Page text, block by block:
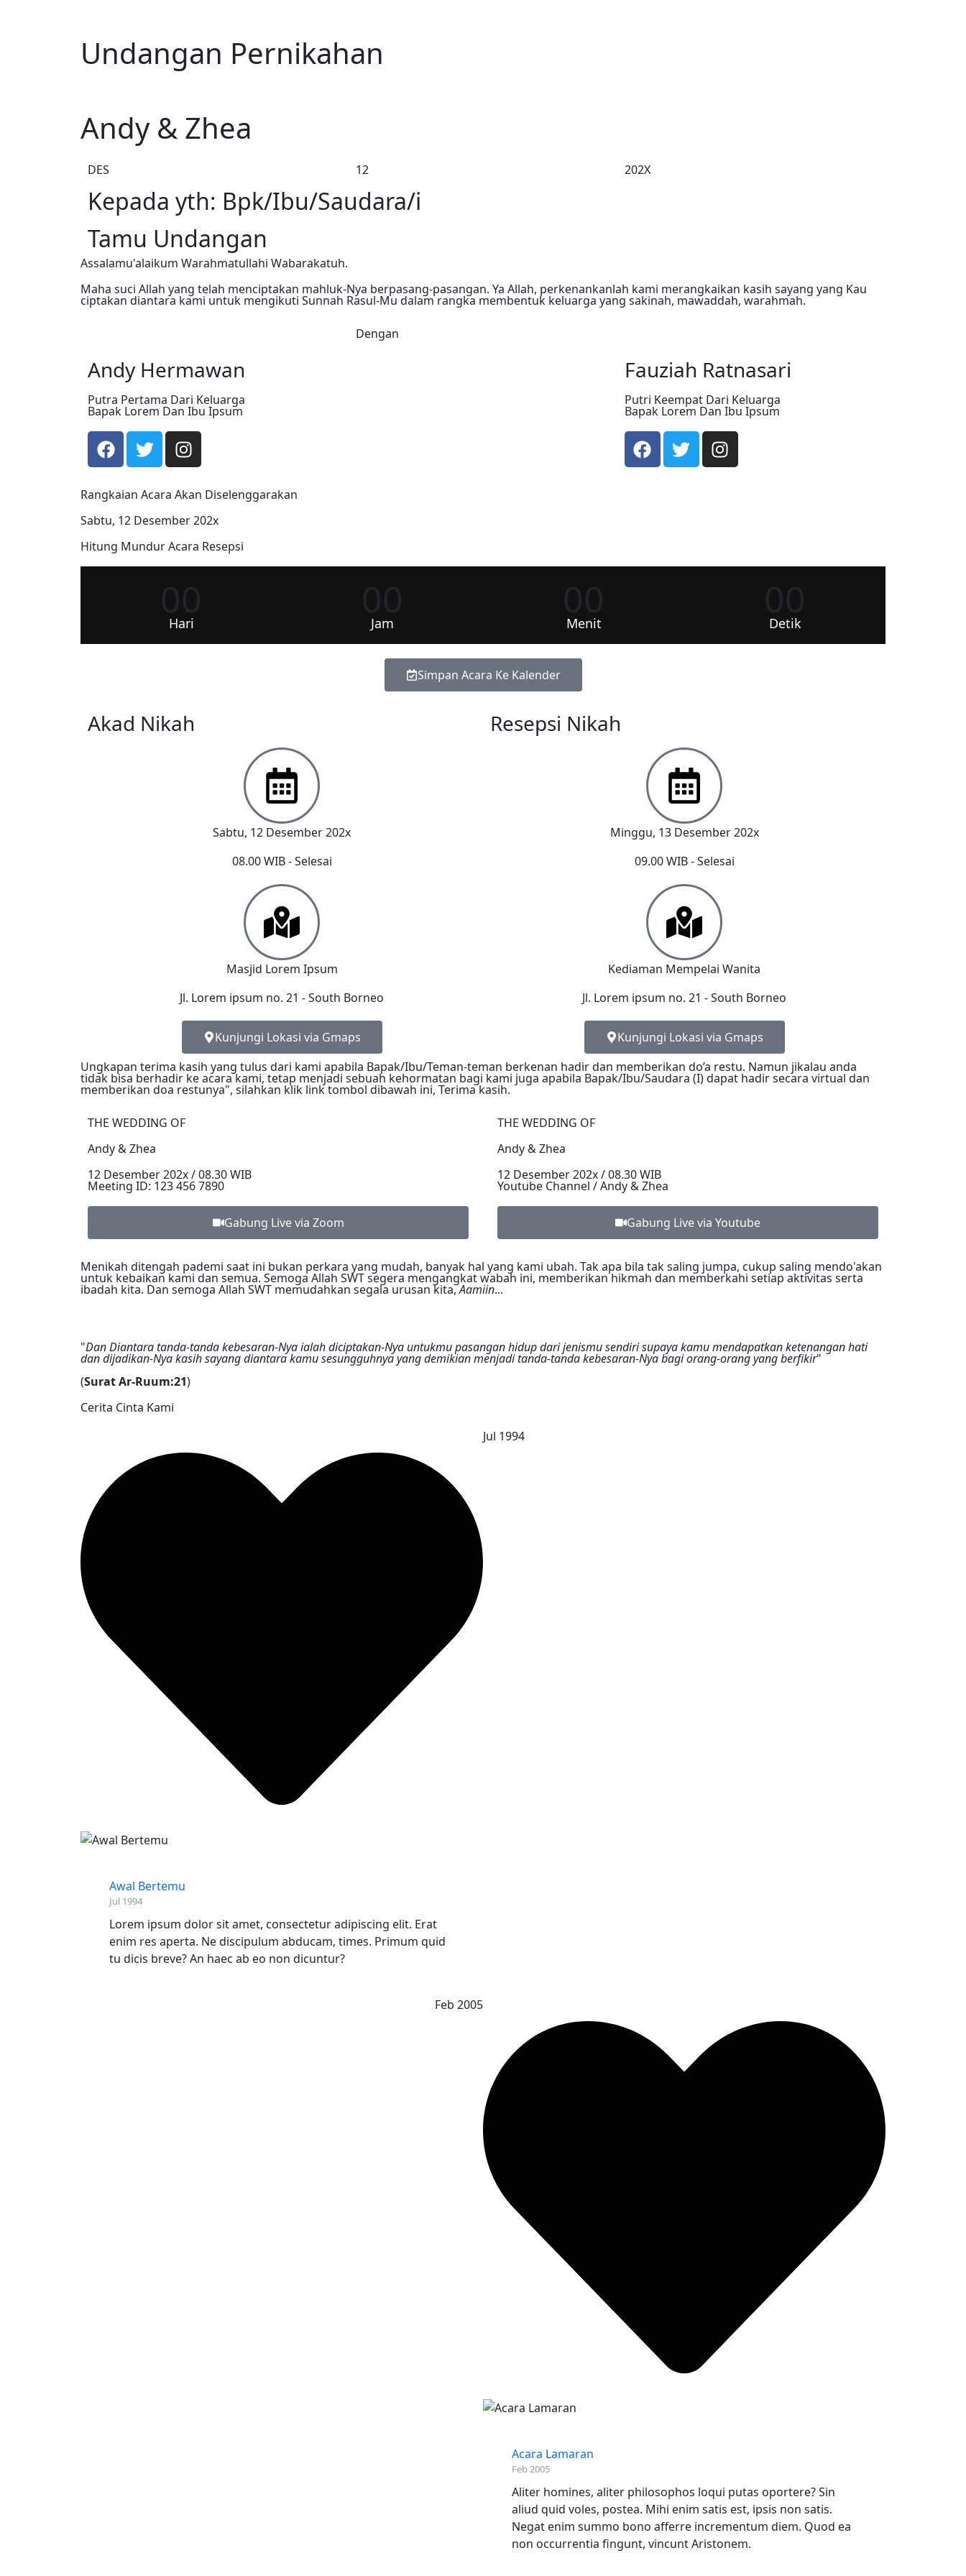
Undangan Pernikahan
Andy & Zhea
DES 12 202X
Kepada yth: Bpk/Ibu/Saudara/i
Tamu Undangan
Assalamu'alaikum Warahmatullahi Wabarakatuh.
Maha suci Allah yang telah menciptakan mahluk-Nya berpasang-pasangan. Ya Allah, perkenankanlah kami merangkaikan kasih sayang yang Kau
ciptakan diantara kami untuk mengikuti Sunnah Rasul-Mu dalam rangka membentuk keluarga yang sakinah, mawaddah, warahmah.
Andy Hermawan
Putra Pertama Dari Keluarga
Bapak Lorem Dan Ibu Ipsum
Dengan
Fauziah Ratnasari
Putri Keempat Dari Keluarga
Bapak Lorem Dan Ibu Ipsum
Rangkaian Acara Akan Diselenggarakan
Sabtu, 12 Desember 202x
Hitung Mundur Acara Resepsi
00
Hari 00
Jam 00
Menit 00
Detik
Simpan Acara Ke Kalender
Akad Nikah
Sabtu, 12 Desember 202x
08.00 WIB - Selesai
Masjid Lorem Ipsum
Jl. Lorem ipsum no. 21 - South Borneo
Kunjungi Lokasi via Gmaps
Resepsi Nikah
Minggu, 13 Desember 202x
09.00 WIB - Selesai
Kediaman Mempelai Wanita
Jl. Lorem ipsum no. 21 - South Borneo
Kunjungi Lokasi via Gmaps
Ungkapan terima kasih yang tulus dari kami apabila Bapak/Ibu/Teman-teman berkenan hadir dan memberikan do’a restu. Namun jikalau anda
tidak bisa berhadir ke acara kami, tetap menjadi sebuah kehormatan bagi kami juga apabila Bapak/Ibu/Saudara (I) dapat hadir secara virtual dan
memberikan doa restunya", silahkan klik link tombol dibawah ini, Terima kasih.
THE WEDDING OF
Andy & Zhea
12 Desember 202x / 08.30 WIB
Meeting ID: 123 456 7890
Gabung Live via Zoom
THE WEDDING OF
Andy & Zhea
12 Desember 202x / 08.30 WIB
Youtube Channel / Andy & Zhea
Gabung Live via Youtube
Menikah ditengah pademi saat ini bukan perkara yang mudah, banyak hal yang kami ubah. Tak apa bila tak saling jumpa, cukup saling mendo'akan
untuk kebaikan kami dan semua. Semoga Allah SWT segera mengangkat wabah ini, memberikan hikmah dan memberkahi setiap aktivitas serta
ibadah kita. Dan semoga Allah SWT memudahkan segala urusan kita,Aamiin...
"Dan Diantara tanda-tanda kebesaran-Nya ialah diciptakan-Nya untukmu pasangan hidup dari jenismu sendiri supaya kamu mendapatkan ketenangan hati
dan dijadikan-Nya kasih sayang diantara kamu sesungguhnya yang demikian menjadi tanda-tanda kebesaran-Nya bagi orang-orang yang berfikir"
(Surat Ar-Ruum:21)
Cerita Cinta Kami
Awal Bertemu
Jul 1994
Lorem ipsum dolor sit amet, consectetur adipiscing elit. Erat
enim res aperta. Ne discipulum abducam, times. Primum quid
tu dicis breve? An haec ab eo non dicuntur?
Jul 1994
Feb 2005
Acara Lamaran
Feb 2005
Aliter homines, aliter philosophos loqui putas oportere? Sin
aliud quid voles, postea. Mihi enim satis est, ipsis non satis.
Negat enim summo bono afferre incrementum diem. Quod ea
non occurrentia fingunt, vincunt Aristonem.